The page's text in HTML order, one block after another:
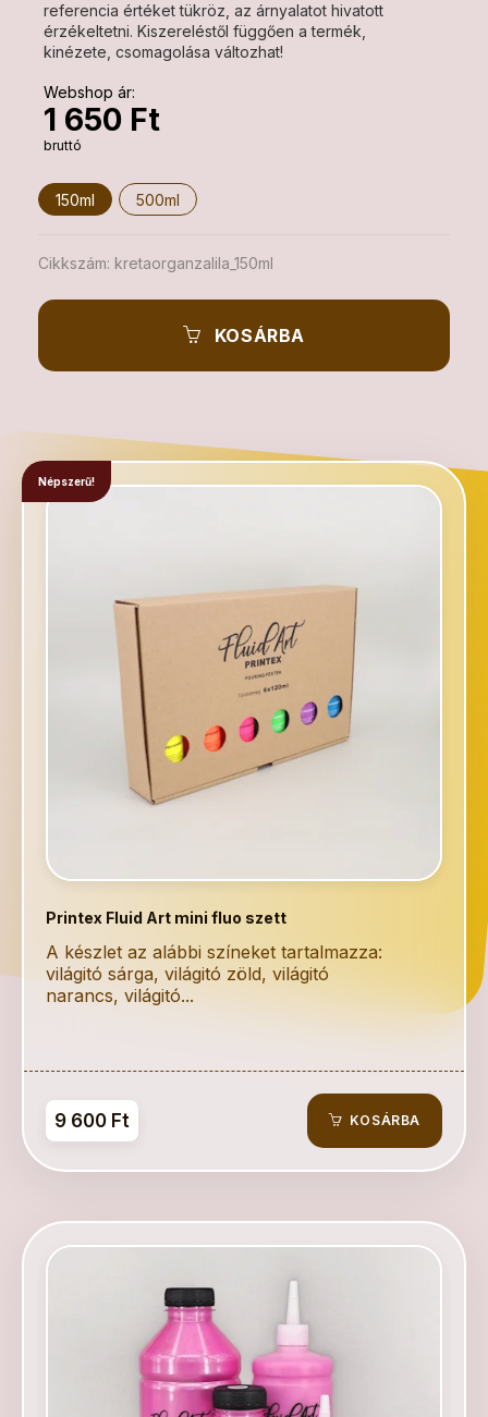
referencia értéket tükröz, az árnyalatot hivatott
érzékeltetni. Kiszereléstől függően a termék,
kinézete, csomagolása változhat!
Webshop ár:
1 650 Ft
bruttó
150ml 500ml
Cikkszám: kretaorganzalila_150ml
KOSÁRBA
Népszerű!
Printex Fluid Art mini fluo szett
A készlet az alábbi színeket tartalmazza:
világitó sárga, világitó zöld, világitó
narancs, világitó...
9 600 Ft KOSÁRBA